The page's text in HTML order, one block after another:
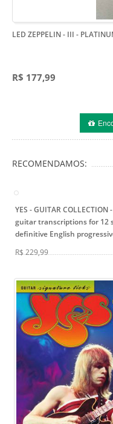
LED ZEPPELIN - III -
R$ 177,99
RECOMENDAMOS:
YES - GUITAR COLLECTION
guitar transcriptions for 12
definitive English
R$ 229,99